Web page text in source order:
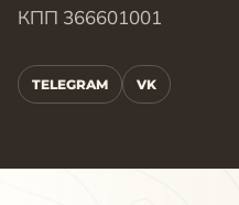
КПП 366601001
TELEGRAM VK